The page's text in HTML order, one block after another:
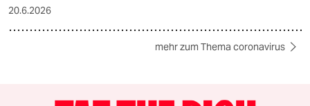
20.6.2026
mehr zum Thema coronavirus